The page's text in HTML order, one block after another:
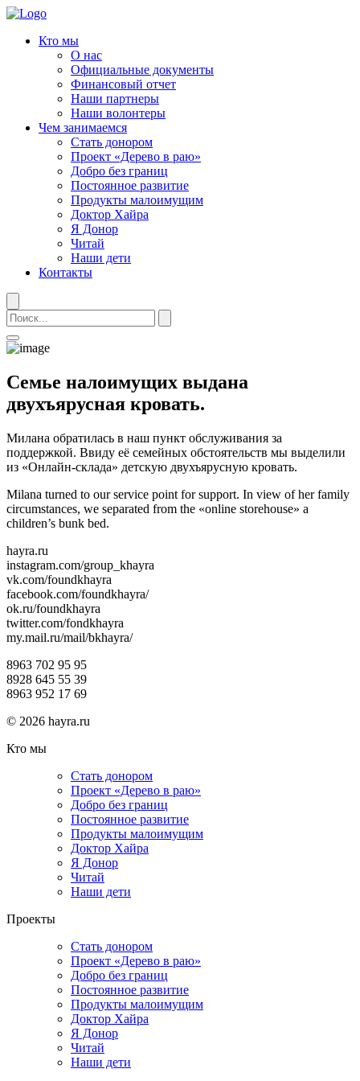
Кто мы
О нас
Официальные документы
Финансовый отчет
Наши партнеры
Наши волонтеры
Чем занимаемся
Стать донором
Проект «Дерево в раю»
Добро без границ
Постоянное развитие
Продукты малоимущим
Доктор Хайра
Я Донор
Читай
Наши дети
Контакты
Семье налоимущих выдана
двухъярусная кровать.
Милана обратилась в наш пункт обслуживания за
поддержкой. Ввиду её семейных обстоятельств мы выделили
из «Онлайн-склада» детскую двухъярусную кровать.
Milana turned to our service point for support. In view of her family
circumstances, we separated from the «online storehouse» a
children’s bunk bed.
hayra.ru
instagram.com/group_khayra
vk.com/foundkhayra
facebook.com/foundkhayra/
ok.ru/foundkhayra
twitter.com/fondkhayra
my.mail.ru/mail/bkhayra/
8963 702 95 95
8928 645 55 39
8963 952 17 69
© 2026 hayra.ru
Кто мы
Стать донором
Проект «Дерево в раю»
Добро без границ
Постоянное развитие
Продукты малоимущим
Доктор Хайра
Я Донор
Читай
Наши дети
Проекты
Стать донором
Проект «Дерево в раю»
Добро без границ
Постоянное развитие
Продукты малоимущим
Доктор Хайра
Я Донор
Читай
Наши дети